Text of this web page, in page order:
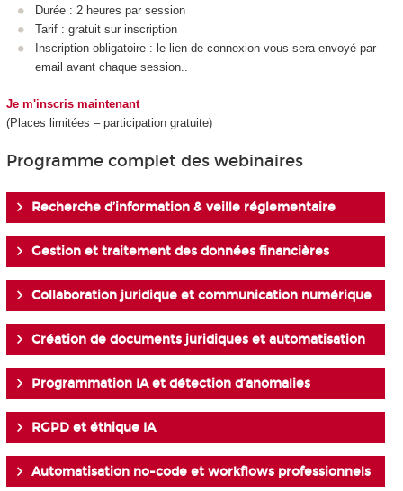
Durée : 2 heures par session
Tarif : gratuit sur inscription
Inscription obligatoire : le lien de connexion vous sera envoyé par
email avant chaque session..
Je m'inscris maintenant
(Places limitées – participation gratuite)
Programme complet des webinaires
Recherche d’information & veille réglementaire
Gestion et traitement des données financières
Collaboration juridique et communication numérique
Création de documents juridiques et automatisation
Programmation IA et détection d’anomalies
RGPD et éthique IA
Automatisation no-code et workflows professionnels